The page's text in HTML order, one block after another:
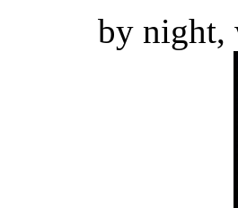
by night,